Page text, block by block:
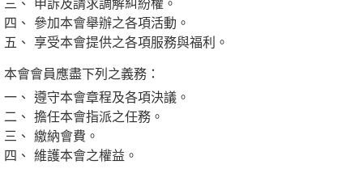
申訴及請求調解糾紛權。
參加本會舉辦之各項活動。
享受本會提供之各項服務與福利。
本會會員應盡下列之義務：
遵守本會章程及各項決議。
擔任本會指派之任務。
繳納會費。
維護本會之權益。